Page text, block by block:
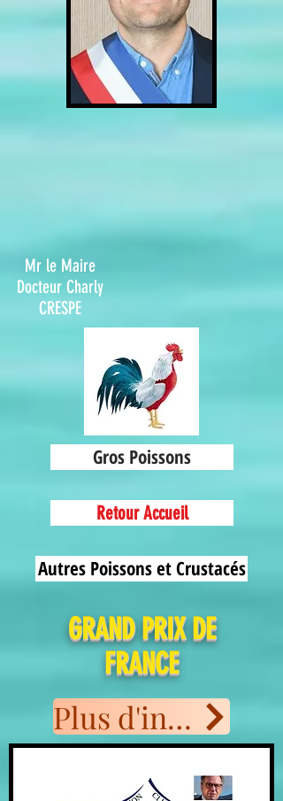
Mr le Maire
Docteur Charly
CRESPE
Gros Poissons
Retour Accueil
Autres Poissons et Crustacés
GRAND PRIX DE
FRANCE
Plus d'informations